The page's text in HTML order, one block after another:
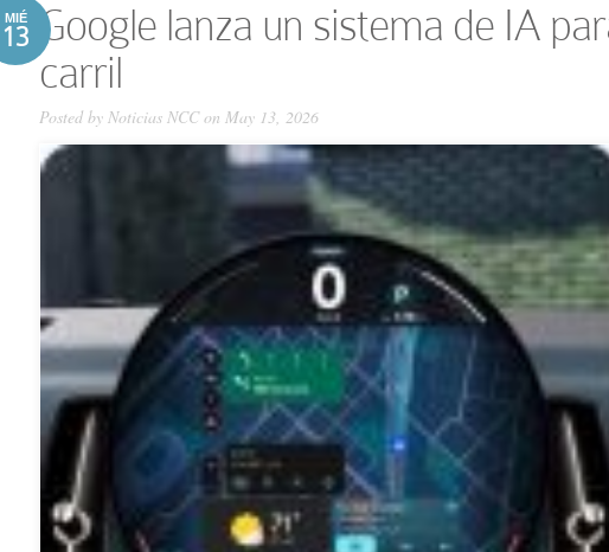
MIÉ
13 Google lanza un sistema de IA
carril
Posted by Noticias NCCon May 13, 2026